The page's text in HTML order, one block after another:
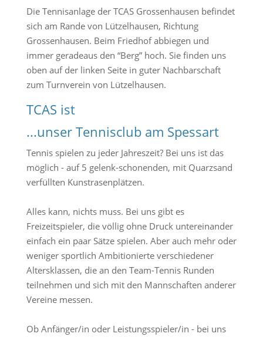
Die Tennisanlage der TCAS Grossenhausen befindet
sich am Rande von Lützelhausen, Richtung
Grossenhausen. Beim Friedhof abbiegen und
immer geradeaus den “Berg” hoch. Sie finden uns
oben auf der linken Seite in guter Nachbarschaft
zum Turnverein von Lützelhausen.
TCAS ist
...unser Tennisclub am Spessart
Tennis spielen zu jeder Jahreszeit? Bei uns ist das
möglich - auf 5 gelenk-schonenden, mit Quarzsand
verfüllten Kunstrasenplätzen.
Alles kann, nichts muss. Bei uns gibt es
Freizeitspieler, die völlig ohne Druck untereinander
einfach ein paar Sätze spielen. Aber auch mehr oder
weniger sportlich Ambitionierte verschiedener
Altersklassen, die an den Team-Tennis Runden
teilnehmen und sich mit den Mannschaften anderer
Vereine messen.
Ob Anfänger/in oder Leistungsspieler/in - bei uns